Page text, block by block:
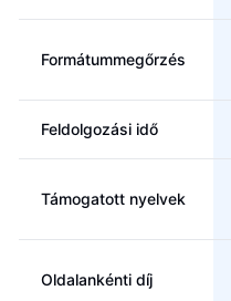
Formátummegőrzés
Feldolgozási idő
Támogatott nyelvek
Oldalankénti díj